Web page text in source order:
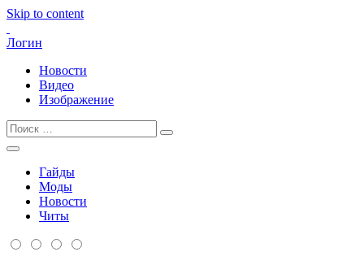
Skip to content
Логин
Новости
Видео
Изображение
Гайды
Моды
Новости
Читы